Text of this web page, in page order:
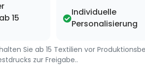
15
Individuelle
Personalisierung
Sie ab 15 Textilien vor
zur Freigabe..